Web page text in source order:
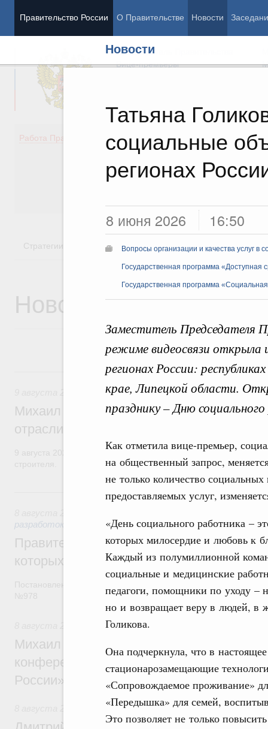
Правительство России О Правительстве Новости
Новости
Татьяна
социальные
регионах
8 июня 2026 16:50
Вопросы организации и качества услуг в
Государственная программа «Доступная
Государственная программа
Заместитель Председателя
режиме видеосвязи открыла
регионах России:
крае, Липецкой области.
празднику – Дню
Как отметила вице-премьер,
на общественный запрос,
не только количество
предоставляемых услуг,
«День социального работника –
которых милосердие и любовь к
Каждый из полумиллионной
социальные и медицинские
педагоги, помощники по уходу –
но и возвращает веру в людей, в
Голикова.
Она подчеркнула, что в
стационарозамещающие
«Сопровождаемое проживание»
«Передышка» для семей,
Это позволяет не только
Председатель Правительства
Вице-премьеры
Работа Правительства
Демография
Здоровье
Образование
Культура
Стратегии Государственные программы
Новости
9 августа, воскресенье
Регулирование в сфере строительства
Михаил Мишустин поздравил
отрасли с профессиональным
9 августа 2026 года отмечается профессиональный праздник
8 августа, суббота
разработок
Правительство расширило перечень
которых освобождаются от НДФЛ
Отрасль информационных технологий
Михаил Мишустин дал поручения по
конференции «Цифровая индустрия
России»
Спорт высших достижений и массовый